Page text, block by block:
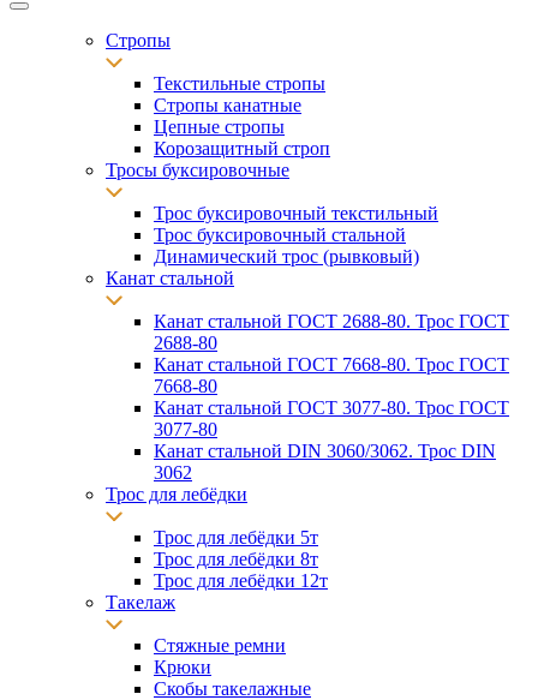
Стропы
Текстильные стропы
Стропы канатные
Цепные стропы
Корозащитный строп
Тросы буксировочные
Трос буксировочный текстильный
Трос буксировочный стальной
Динамический трос (рывковый)
Канат стальной
Канат стальной ГОСТ 2688-80. Трос ГОСТ
2688-80
Канат стальной ГОСТ 7668-80. Трос ГОСТ
7668-80
Канат стальной ГОСТ 3077-80. Трос ГОСТ
3077-80
Канат стальной DIN 3060/3062. Трос DIN
3062
Трос для лебёдки
Трос для лебёдки 5т
Трос для лебёдки 8т
Трос для лебёдки 12т
Такелаж
Стяжные ремни
Крюки
Скобы такелажные